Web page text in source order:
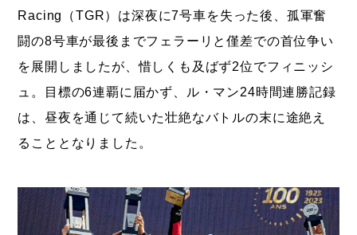
Racing（TGR）は深夜に7号車を失った後、孤軍奮
闘の8号車が最後までフェラーリと僅差での首位争い
を展開しましたが、惜しくも及ばず2位でフィニッシ
ュ。目標の6連覇に届かず、ル・マン24時間連勝記録
は、昼夜を通じて続いた壮絶なバトルの末に途絶え
ることとなりました。